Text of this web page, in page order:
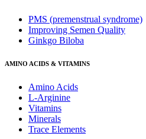
PMS (premenstrual syndrome)
Improving Semen Quality
Ginkgo Biloba
AMINO ACIDS & VITAMINS
Amino Acids
L-Arginine
Vitamins
Minerals
Trace Elements